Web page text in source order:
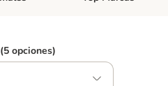
opciones)